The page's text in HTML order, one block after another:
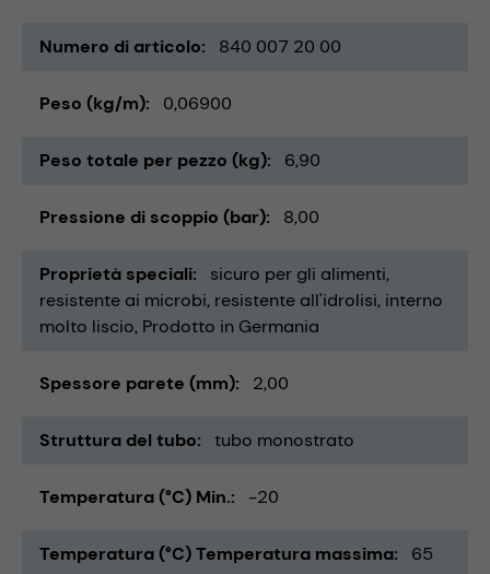
Numero di articolo 840 007 20 00
Peso (kg/m) 0,06900
Peso totale per pezzo (kg) 6,90
Pressione di scoppio (bar) 8,00
Proprietà speciali
sicuro per gli alimenti
resistente ai microbi resistente all'idrolisi interno
molto liscio Prodotto in Germania
Spessore parete (mm) 2,00
Struttura del tubo tubo monostrato
Temperatura (°C) Min. -20
Temperatura (°C) Temperatura massima 65